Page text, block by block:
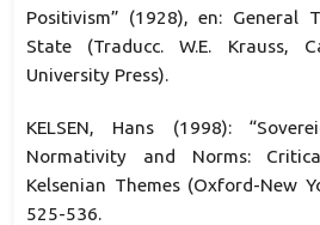
Positivism” (1928), en: General
State (Traducc. W.E. Krauss,
University Press).
KELSEN, Hans (1998):
Normativity and Norms:
Kelsenian Themes (Oxford-New
525-536.